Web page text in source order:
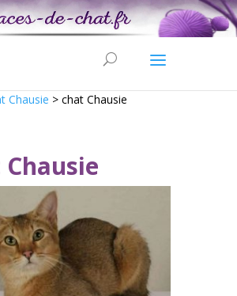
Chausie > chat Chausie